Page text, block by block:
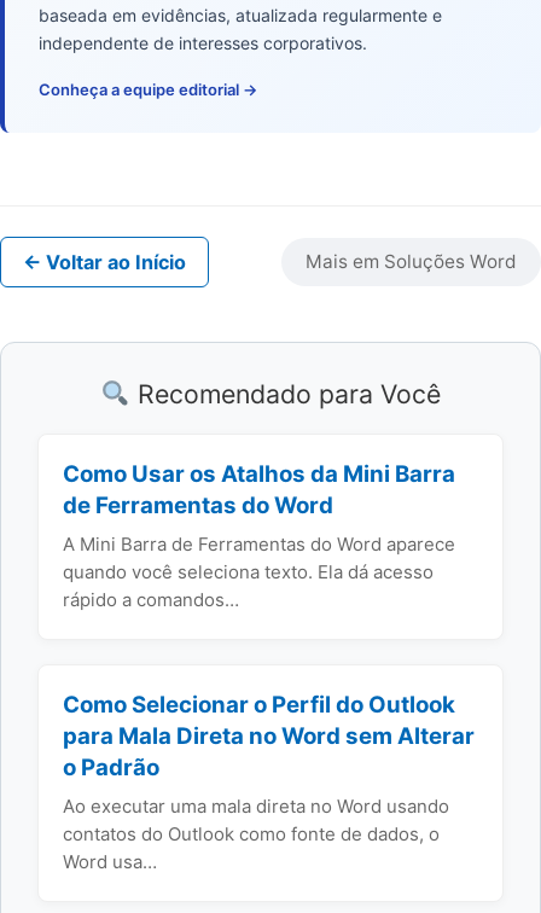
baseada em evidências, atualizada regularmente e
independente de interesses corporativos.
Conheça a equipe editorial →
← Voltar ao Início Mais em Soluções Word
Recomendado para Você
Como Usar os Atalhos da Mini Barra
de Ferramentas do Word
A Mini Barra de Ferramentas do Word aparece
quando você seleciona texto. Ela dá acesso
rápido a comandos…
Como Selecionar o Perfil do Outlook
para Mala Direta no Word sem Alterar
o Padrão
Ao executar uma mala direta no Word usando
contatos do Outlook como fonte de dados, o
Word usa…